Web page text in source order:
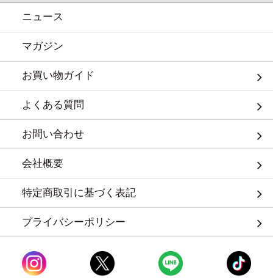
ニュース
マガジン
お買い物ガイド
よくある質問
お問い合わせ
会社概要
特定商取引に基づく表記
プライバシーポリシー